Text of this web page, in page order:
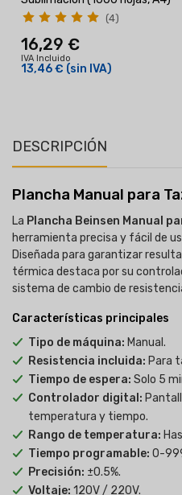
16,29 €
IVA Incluido
13,46 € (sin IVA)
(4)
DESCRIPCIÓN
Plancha Manual para
La Plancha Beinsen Manual
herramienta precisa y fácil de
Diseñada para garantizar
térmica destaca por su
sistema de cambio de
Características principales
Tipo de máquina: Manual.
Resistencia incluida: Para
Tiempo de espera: Solo 5
Controlador digital:
temperatura y tiempo.
Rango de temperatura:
Tiempo programable: 0-
Precisión: ±0.5%.
Voltaje: 120V / 220V.